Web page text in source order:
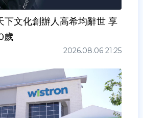
下文化創辦人高希均辭世 享
歲
2026.08.06 21:25